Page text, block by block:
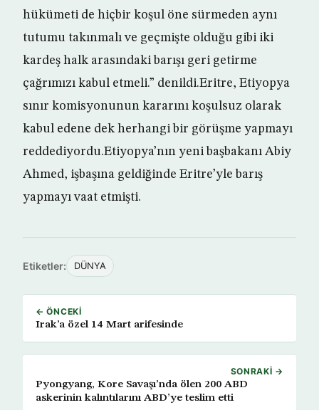
hükümeti de hiçbir koşul öne sürmeden aynı
tutumu takınmalı ve geçmişte olduğu gibi iki
kardeş halk arasındaki barışı geri getirme
çağrımızı kabul etmeli.” denildi.Eritre, Etiyopya
sınır komisyonunun kararını koşulsuz olarak
kabul edene dek herhangi bir görüşme yapmayı
reddediyordu.Etiyopya’nın yeni başbakanı Abiy
Ahmed, işbaşına geldiğinde Eritre’yle barış
yapmayı vaat etmişti.
Etiketler: DÜNYA
← ÖNCEKI
Irak’a özel 14 Mart arifesinde
SONRAKI →
Pyongyang, Kore Savaşı’nda ölen 200 ABD
askerinin kalıntılarını ABD’ye teslim etti